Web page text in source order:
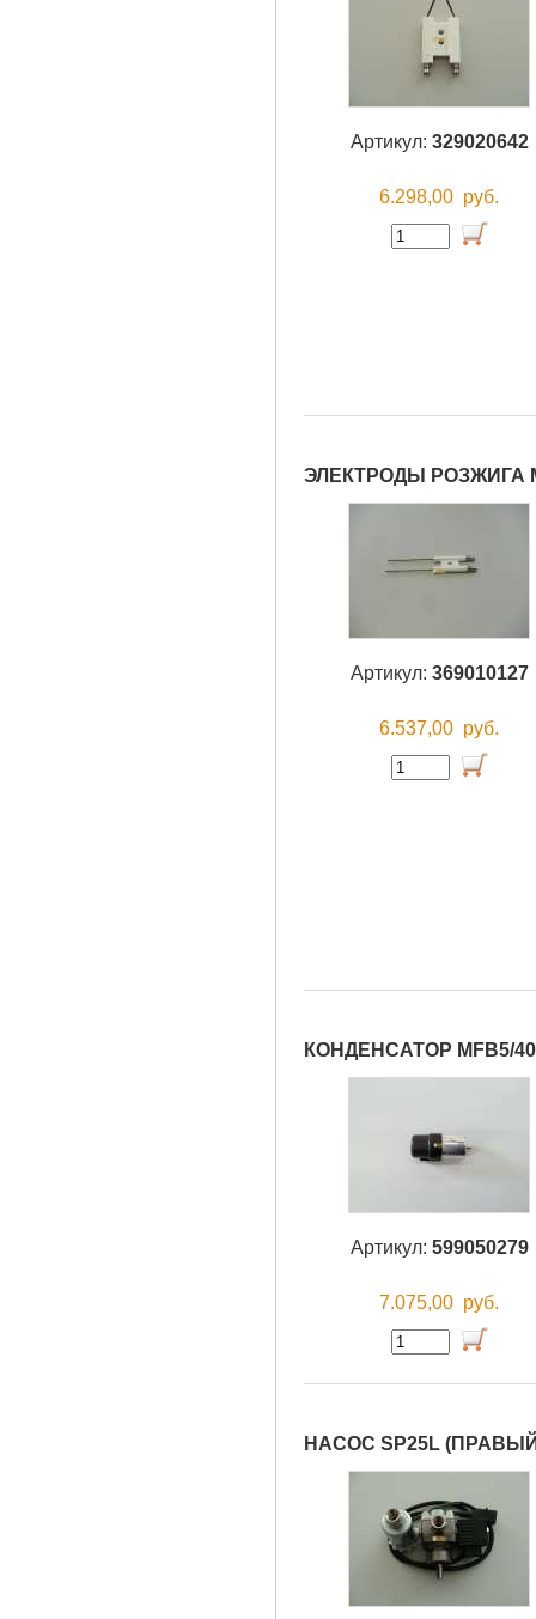
Артикул: 329020642
6.298,00 руб.
ЭЛЕКТРОДЫ РОЗЖИГА
Артикул: 369010127
6.537,00 руб.
КОНДЕНСАТОР MFB5/
Артикул: 599050279
7.075,00 руб.
НАСОС SP25L